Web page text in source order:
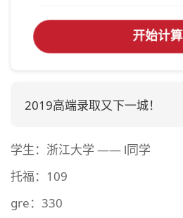
开始计算
2019高端录取又下一城！
学生：浙江大学 —— l同学
托福：109
gre：330